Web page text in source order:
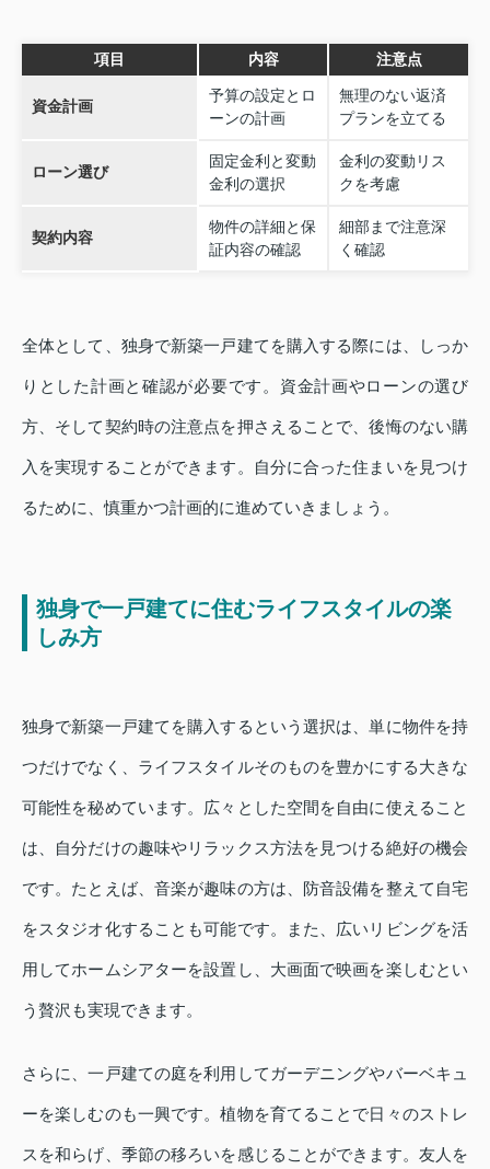
項目 内容 注意点
資金計画
予算の設定とロ
ーンの計画
無理のない返済
プランを立てる
ローン選び
固定金利と変動
金利の選択
金利の変動リス
クを考慮
契約内容
物件の詳細と保
証内容の確認
細部まで注意深
く確認
全体として、独身で新築一戸建てを購入する際には、しっか
りとした計画と確認が必要です。資金計画やローンの選び
方、そして契約時の注意点を押さえることで、後悔のない購
入を実現することができます。自分に合った住まいを見つけ
るために、慎重かつ計画的に進めていきましょう。
独身で一戸建てに住むライフスタイルの楽
しみ方
独身で新築一戸建てを購入するという選択は、単に物件を持
つだけでなく、ライフスタイルそのものを豊かにする大きな
可能性を秘めています。広々とした空間を自由に使えること
は、自分だけの趣味やリラックス方法を見つける絶好の機会
です。たとえば、音楽が趣味の方は、防音設備を整えて自宅
をスタジオ化することも可能です。また、広いリビングを活
用してホームシアターを設置し、大画面で映画を楽しむとい
う贅沢も実現できます。
さらに、一戸建ての庭を利用してガーデニングやバーベキュ
ーを楽しむのも一興です。植物を育てることで日々のストレ
スを和らげ、季節の移ろいを感じることができます。友人を